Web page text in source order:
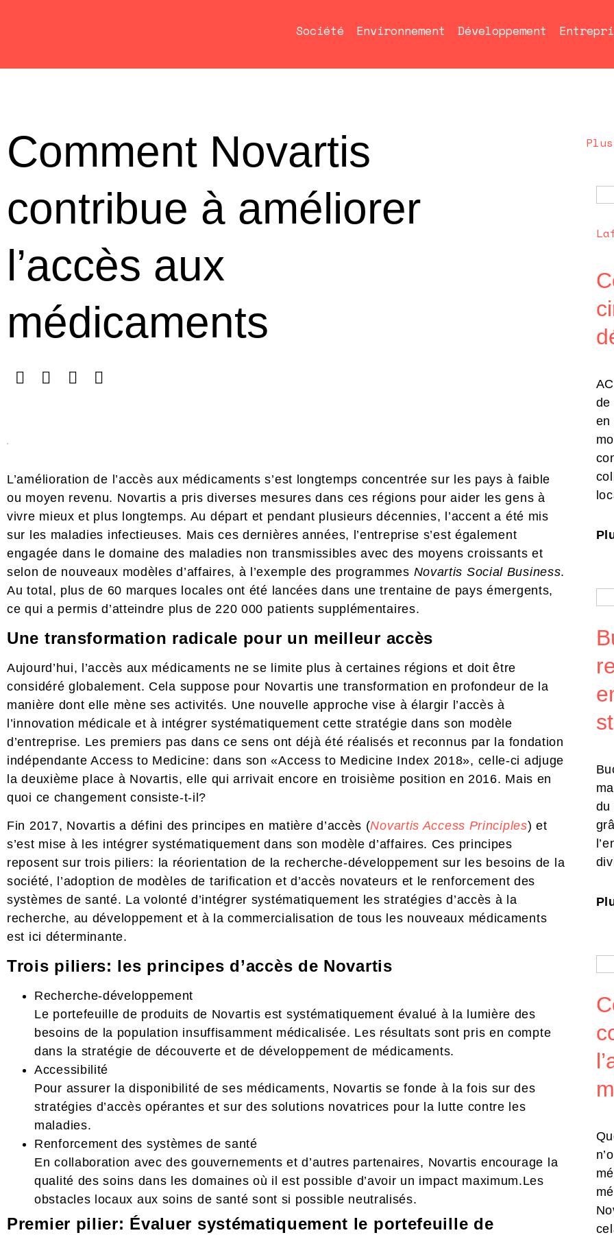
Société Environnement Développement
Comment Novartis
contribue à améliorer
l’accès aux
médicaments
L’amélioration de l’accès aux médicaments s’est longtemps concentrée sur les pays à faible
ou moyen revenu. Novartis a pris diverses mesures dans ces régions pour aider les gens à
vivre mieux et plus longtemps. Au départ et pendant plusieurs décennies, l’accent a été mis
sur les maladies infectieuses. Mais ces dernières années, l’entreprise s’est également
engagée dans le domaine des maladies non transmissibles avec des moyens croissants et
selon de nouveaux modèles d’affaires, à l’exemple des programmes Novartis Social Business.
Au total, plus de 60 marques locales ont été lancées dans une trentaine de pays émergents,
ce qui a permis d’atteindre plus de 220 000 patients supplémentaires.
Une transformation radicale pour un meilleur accès
Aujourd’hui, l’accès aux médicaments ne se limite plus à certaines régions et doit être
considéré globalement. Cela suppose pour Novartis une transformation en profondeur de la
manière dont elle mène ses activités. Une nouvelle approche vise à élargir l’accès à
l’innovation médicale et à intégrer systématiquement cette stratégie dans son modèle
d’entreprise. Les premiers pas dans ce sens ont déjà été réalisés et reconnus par la fondation
indépendante Access to Medicine: dans son «Access to Medicine Index 2018», celle-ci adjuge
la deuxième place à Novartis, elle qui arrivait encore en troisième position en 2016. Mais en
quoi ce changement consiste-t-il?
Fin 2017, Novartis a défini des principes en matière d’accès (Novartis Access Principles) et
s’est mise à les intégrer systématiquement dans son modèle d’affaires. Ces principes
reposent sur trois piliers: la réorientation de la recherche-développement sur les besoins de la
société, l’adoption de modèles de tarification et d’accès novateurs et le renforcement des
systèmes de santé. La volonté d’intégrer systématiquement les stratégies d’accès à la
recherche, au développement et à la commercialisation de tous les nouveaux médicaments
est ici déterminante.
Trois piliers: les principes d’accès de Novartis
Recherche-développement
Le portefeuille de produits de Novartis est systématiquement évalué à la lumière des
besoins de la population insuffisamment médicalisée. Les résultats sont pris en compte
dans la stratégie de découverte et de développement de médicaments.
Accessibilité
Pour assurer la disponibilité de ses médicaments, Novartis se fonde à la fois sur des
stratégies d’accès opérantes et sur des solutions novatrices pour la lutte contre les
maladies.
Renforcement des systèmes de santé
En collaboration avec des gouvernements et d’autres partenaires, Novartis encourage la
qualité des soins dans les domaines où il est possible d’avoir un impact maximum.Les
obstacles locaux aux soins de santé sont si possible neutralisés.
Premier pilier: Évaluer systématiquement le portefeuille de
de
en
du